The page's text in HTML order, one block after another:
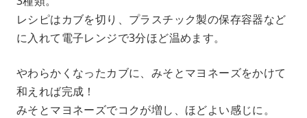
レシピはカブを切り、プラスチック製の保存容器など
に入れて電子レンジで3分ほど温めます。
やわらかくなったカブに、みそとマヨネーズをかけて
和えれば完成！
みそとマヨネーズでコクが増し、ほどよい感じに。